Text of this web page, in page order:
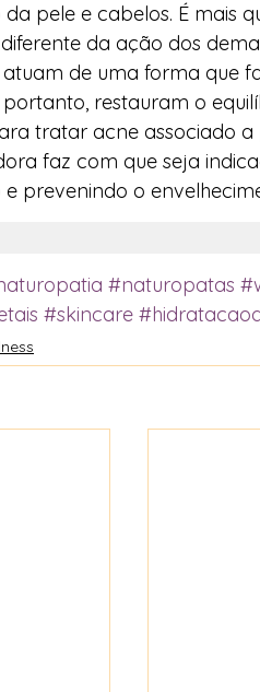
pele e cabelos. É mais
da ação dos
de uma forma que
portanto, restauram o
tratar acne associado
faz com que seja
prevenindo o
#naturopatas
#skincare